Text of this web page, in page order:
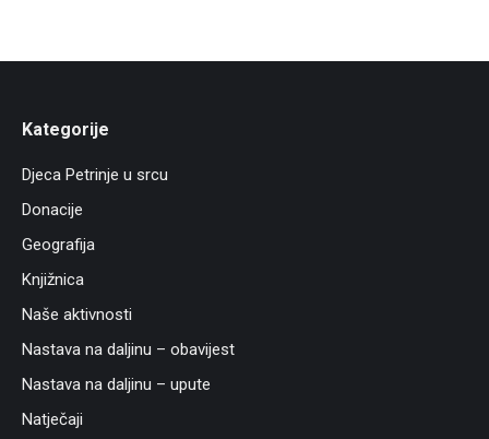
Kategorije
Djeca Petrinje u srcu
Donacije
Geografija
Knjižnica
Naše aktivnosti
Nastava na daljinu – obavijest
Nastava na daljinu – upute
Natječaji